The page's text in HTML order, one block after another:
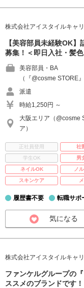
株式会社アイスタイルキャ
【美容部員未経験OK
募集！＜即日入社・髪色
美容部員・BA
（『@cosme STORE
派遣
時給1,250円 ～
大阪エリア（@cosme
ア）
正社員登用 社
学生OK
男
ネイルOK
ノ
スキンケア
履歴書不要 転職サポ
気になる
株式会社アイスタイルキャ
ファンケルグループの
ススメのブランドです！